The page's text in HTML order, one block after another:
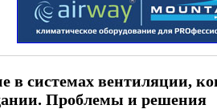
в системах вентиляции,
Проблемы и решения